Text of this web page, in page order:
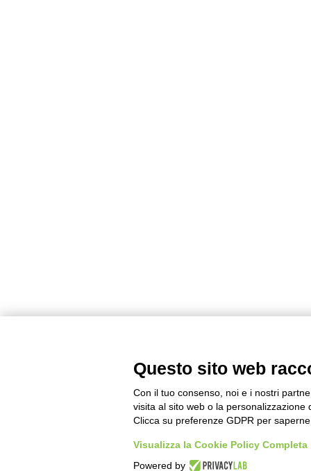
Questo sito web
Con il tuo consenso, noi e i nostri
visita al sito web o la
Clicca su preferenze GDPR per
Visualizza la Cookie Policy Completa
Powered by